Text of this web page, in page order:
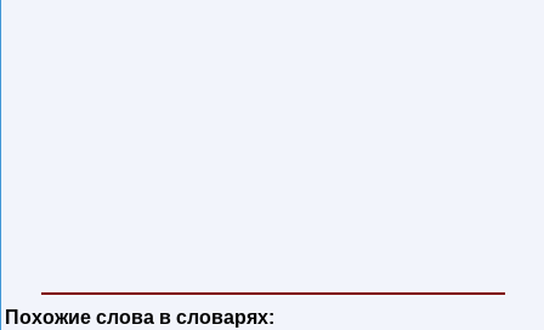
Похожие слова в словарях: